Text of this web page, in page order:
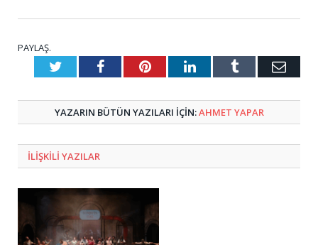
PAYLAŞ.
TwitterFacebookPinterestLinkedInTumblr E-
YAZARIN BÜTÜN YAZILARI IÇIN:AHMET YAPAR
ILIŞKILI YAZILAR